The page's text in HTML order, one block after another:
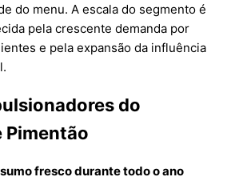
do menu. A escala do segmento é
pela crescente demanda por
e pela expansão da influência
do
Pimentão
fresco durante todo o ano